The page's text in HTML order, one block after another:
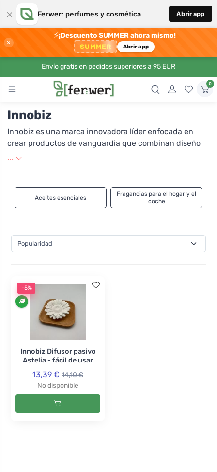
× Ferwer: perfumes y cosmética Abrir app
×
⚡¡Descuento SUMMER ahora mismo!
SUMMER Abrir app
Envío gratis en pedidos superiores a 95 EUR
0
Innobiz
Innobiz es una marca innovadora líder enfocada en
crear productos de vanguardia que combinan diseño
moderno con tecnología avanzada. Con un enfoque en
cotidiana de sus clientes. Gracias a la investigación y
desarrollo continuos, la marca es sinónimo de fiabilidad
sino que superen sus expectativas. Creemos que cada
innovación tiene el potencial de transformar lo común
...
Aceites esenciales
Fragancias para el hogar y el
coche
-5%
Innobiz Difusor pasivo
Astelia - fácil de usar
13,39 € 14,10 €
No disponible